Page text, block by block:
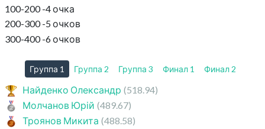
100-200 -4 очка
200-300 -5 очков
300-400 -6 очков
Группа 1 Группа 2 Группа 3 Финал 1 Финал 2
Найденко Олександр (518.94)
Молчанов Юрій (489.67)
Троянов Микита (488.58)